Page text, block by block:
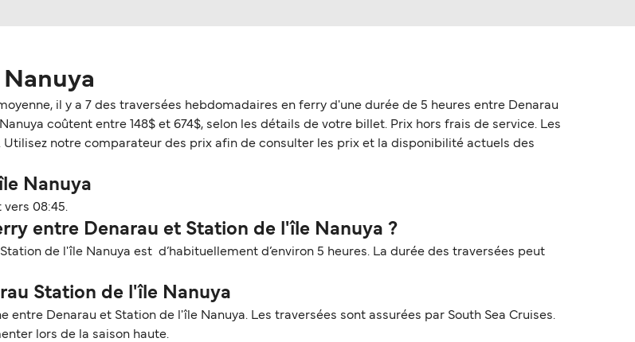
il y a 7 des traversées hebdomadaires en ferry d'une durée de 5 heures entre Denarau
coûtent entre 148$ et 674$, selon les détails de votre billet. Prix hors frais de service. Les
notre comparateur des prix afin de consulter les prix et la disponibilité actuels des
Nanuya
08:45.
entre Denarau et Station de l'île Nanuya ?
de l'île Nanuya est d’habituellement d’environ 5 heures. La durée des traversées peut
Station de l'île Nanuya
entre Denarau et Station de l'île Nanuya. Les traversées sont assurées par South Sea Cruises.
lors de la saison haute.